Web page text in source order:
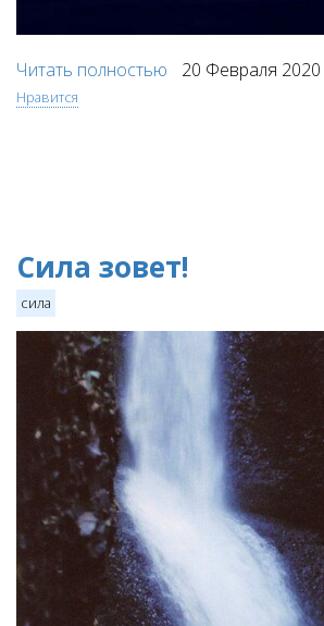
Читать полностью 20 Февраля 2020
Нравится
Сила зовет!
сила